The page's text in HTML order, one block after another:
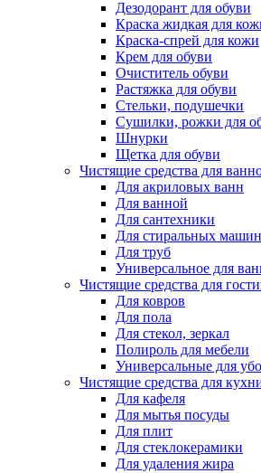
Дезодорант для обуви
Краска жидкая для
Краска-спрей для кожи
Крем для обуви
Очиститель обуви
Растяжка для обуви
Стельки, подушечки
Сушилки, рожки для
Шнурки
Щетка для обуви
Чистящие средства для
Для акриловых ванн
Для ванной
Для сантехники
Для стиральных машин
Для труб
Универсальное для
Чистящие средства для
Для ковров
Для пола
Для стекол, зеркал
Полироль для мебели
Универсальные для
Чистящие средства для
Для кафеля
Для мытья посуды
Для плит
Для стеклокерамики
Для удаления жира